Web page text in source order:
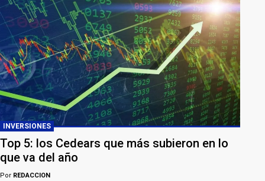
INVERSIONES
Top 5: los Cedears que más subieron en lo
que va del año
Por REDACCION